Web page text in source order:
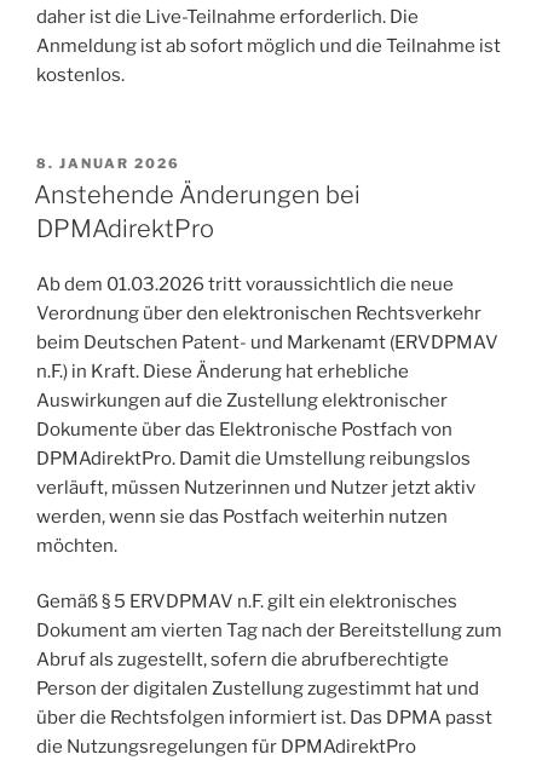
daher ist die Live-Teilnahme erforderlich. Die
Anmeldung ist ab sofort möglich und die Teilnahme ist
kostenlos.
VERÖFFENTLICHT
AM
8. JANUAR 2026
Anstehende Änderungen bei
DPMAdirektPro
Ab dem 01.03.2026 tritt voraussichtlich die neue
Verordnung über den elektronischen Rechtsverkehr
beim Deutschen Patent- und Markenamt (ERVDPMAV
n.F.) in Kraft. Diese Änderung hat erhebliche
Auswirkungen auf die Zustellung elektronischer
Dokumente über das Elektronische Postfach von
DPMAdirektPro. Damit die Umstellung reibungslos
verläuft, müssen Nutzerinnen und Nutzer jetzt aktiv
werden, wenn sie das Postfach weiterhin nutzen
möchten.
Gemäß § 5 ERVDPMAV n.F. gilt ein elektronisches
Dokument am vierten Tag nach der Bereitstellung zum
Abruf als zugestellt, sofern die abrufberechtigte
Person der digitalen Zustellung zugestimmt hat und
über die Rechtsfolgen informiert ist. Das DPMA passt
die Nutzungsregelungen für DPMAdirektPro